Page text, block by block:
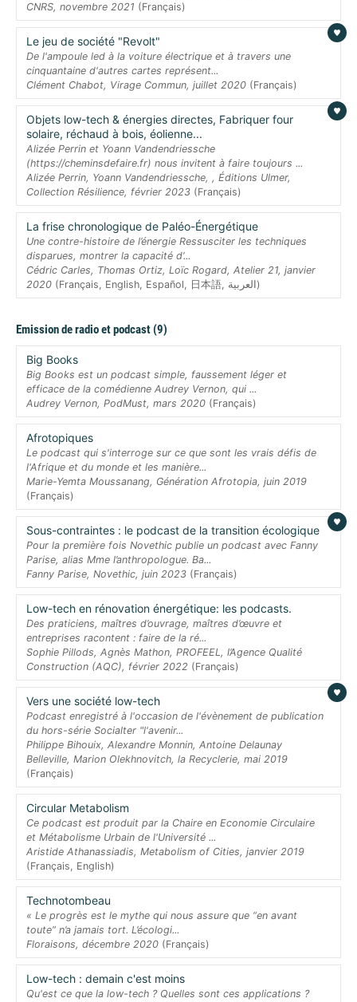
CNRS, novembre 2021 (Français)
Le jeu de société "Revolt"
De l'ampoule led à la voiture électrique et à travers une
cinquantaine d'autres cartes représent...
Clément Chabot, Virage Commun, juillet 2020 (Français)
Objets low-tech & énergies directes, Fabriquer four
solaire, réchaud à bois, éolienne...
Alizée Perrin et Yoann Vandendriessche
(https://cheminsdefaire.fr) nous invitent à faire toujours ...
Alizée Perrin, Yoann Vandendriessche, , Éditions Ulmer,
Collection Résilience, février 2023 (Français)
La frise chronologique de Paléo-Énergétique
Une contre-histoire de l’énergie Ressusciter les techniques
disparues, montrer la capacité d’...
Cédric Carles, Thomas Ortiz, Loïc Rogard, Atelier 21, janvier
2020
(Français, English, Español, 日本語, العربية)
Emission de radio et podcast (9)
Big Books
Big Books est un podcast simple, faussement léger et
efficace de la comédienne Audrey Vernon, qui ...
Audrey Vernon, PodMust, mars 2020 (Français)
Afrotopiques
Le podcast qui s'interroge sur ce que sont les vrais défis de
l'Afrique et du monde et les manière...
Marie-Yemta Moussanang, Génération Afrotopia, juin 2019
(Français)
Sous-contraintes : le podcast de la transition écologique
Pour la première fois Novethic publie un podcast avec Fanny
Parise, alias Mme l’anthropologue. Ba...
Fanny Parise, Novethic, juin 2023 (Français)
Low-tech en rénovation énergétique: les podcasts.
Des praticiens, maîtres d’ouvrage, maîtres d’œuvre et
entreprises racontent : faire de la ré...
Sophie Pillods, Agnès Mathon, PROFEEL, l’Agence Qualité
Construction (AQC), février 2022 (Français)
Vers une société low-tech
Podcast enregistré à l'occasion de l'évènement de publication
du hors-série Socialter "l'avenir...
Philippe Bihouix, Alexandre Monnin, Antoine Delaunay
Belleville, Marion Olekhnovitch, la Recyclerie, mai 2019
(Français)
Circular Metabolism
Ce podcast est produit par la Chaire en Economie Circulaire
et Métabolisme Urbain de l'Université ...
Aristide Athanassiadis, Metabolism of Cities, janvier 2019
(Français, English)
Technotombeau
« Le progrès est le mythe qui nous assure que “en avant
toute” n’a jamais tort. L’écologi...
Floraisons, décembre 2020 (Français)
Low-tech : demain c'est moins
Qu'est ce que la low-tech ? Quelles sont ces applications ?